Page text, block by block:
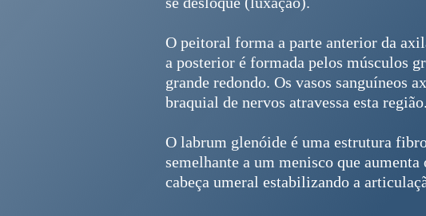
O peitoral forma a parte anterior da
a posterior é formada pelos músculos
grande redondo. Os vasos sanguíneos
braquial de nervos atravessa esta região.
O labrum glenóide é uma estrutura
semelhante a um menisco que aumenta
cabeça umeral estabilizando a